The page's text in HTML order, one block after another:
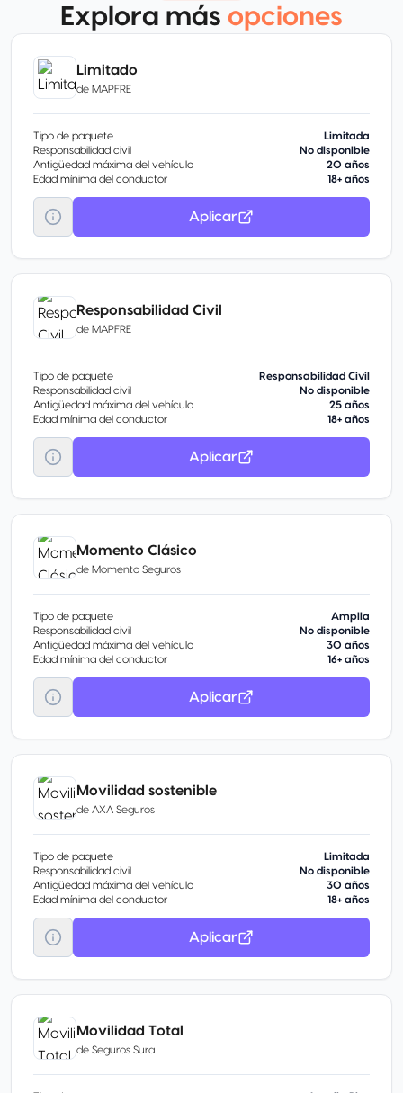
Explora más opciones
Limitado
de MAPFRE
Tipo de paquete
Limitada
Responsabilidad civil
No disponible
Antigüedad máxima del vehículo
20 años
Edad mínima del conductor
18+ años
Aplicar
Responsabilidad Civil
de MAPFRE
Tipo de paquete
Responsabilidad Civil
Responsabilidad civil
No disponible
Antigüedad máxima del vehículo
25 años
Edad mínima del conductor
18+ años
Aplicar
Momento Clásico
de Momento Seguros
Tipo de paquete
Amplia
Responsabilidad civil
No disponible
Antigüedad máxima del vehículo
30 años
Edad mínima del conductor
16+ años
Aplicar
Movilidad sostenible
de AXA Seguros
Tipo de paquete
Limitada
Responsabilidad civil
No disponible
Antigüedad máxima del vehículo
30 años
Edad mínima del conductor
18+ años
Aplicar
Movilidad Total
de Seguros Sura